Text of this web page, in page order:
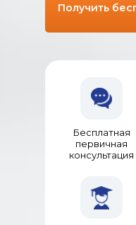
Бесплатная
первичная
консультация
Получить